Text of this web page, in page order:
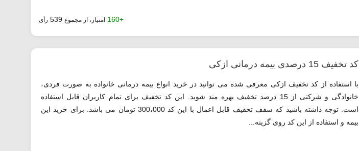
+160 امتیاز، از مجموع 539 رأی
کد تخفیف 15 درصدی بیمه درمانی ازکی
با استفاده از کد تخفیف ازکی معرفی شده می توانید در خرید انواع بیمه درمانی خانواده به صورت فردی،
خانوادگی و شرکتی از 15 درصد تخفیف بهره مند شوید. این کد تخفیف برای تمام کاربران قابل استفاده
است. توجه داشته باشید که سقف تخفیف قابل اعمال با این کد 300،000 تومان می باشد. برای خرید این
بیمه و استفاده از این کد روی گزینه...